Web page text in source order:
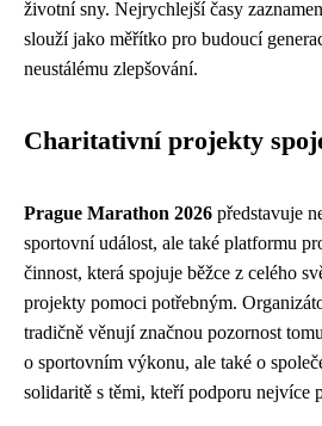
životní sny. Nejrychlejší časy
slouží jako měřítko pro budoucí
neustálému zlepšování.
Charitativní projekty
Prague Marathon 2026 představuje
sportovní událost, ale také platformu
činnost, která spojuje běžce z celého
projekty pomoci potřebným.
tradičně věnují značnou pozornost
o sportovním výkonu, ale také o
solidaritě s těmi, kteří podporu nejvíce